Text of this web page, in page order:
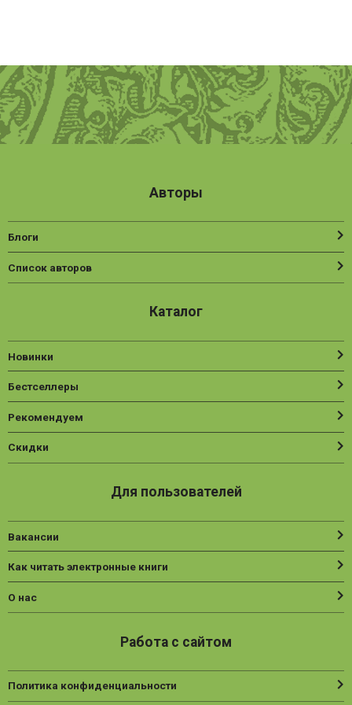
Авторы
Блоги
Список авторов
Каталог
Новинки
Бестселлеры
Рекомендуем
Скидки
Для пользователей
Вакансии
Как читать электронные книги
О нас
Работа с сайтом
Политика конфиденциальности